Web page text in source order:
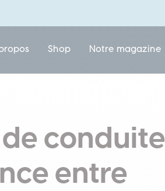
Shop Notre magazine
conduite
entre